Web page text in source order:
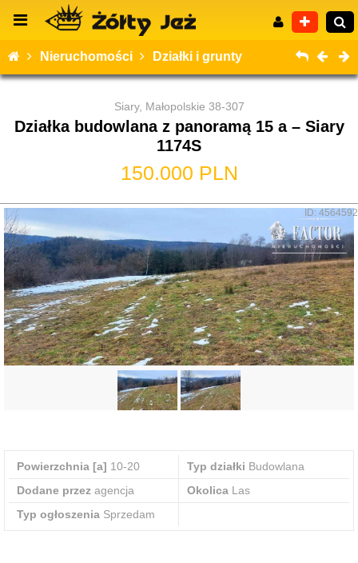
Wyszukiwanie zaawansowane
Nieruchomości Działki i grunty
Siary, Małopolskie 38-307
Działka budowlana z panoramą 15 a – Siary
1174S
150.000 PLN
ID: 4564592
Powierzchnia [a] 10-20 Typ działki Budowlana
Dodane przez agencja Okolica Las
Typ ogłoszenia Sprzedam